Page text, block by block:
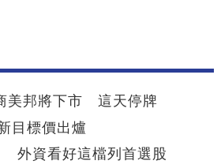
美邦將下市 這天停牌
目標價出爐
外資看好這檔列首選股